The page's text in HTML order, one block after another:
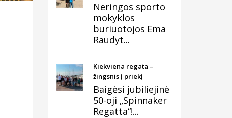
Neringos sporto
mokyklos
buriuotojos Ema
Raudyt...
Kiekviena regata –
žingsnis į priekį
Baigėsi jubiliejinė
50-oji „Spinnaker
Regatta“!...